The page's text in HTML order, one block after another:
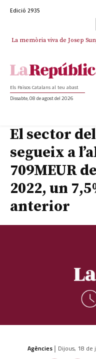
Edició 2935
La memòria viva de Josep
Els Països Catalans al teu abast
Dissabte, 08 de agost del 2026
El sector
segueix a
709MEUR
2022, un
anterior
Agències | Dijous, 18